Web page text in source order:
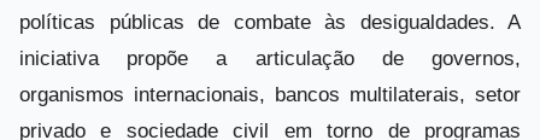
políticas públicas de combate às desigualdades. A
iniciativa propõe a articulação de governos,
organismos internacionais, bancos multilaterais, setor
privado e sociedade civil em torno de programas